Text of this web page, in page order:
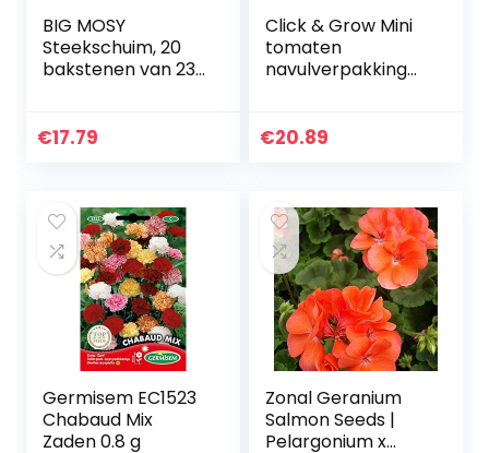
BIG MOSY
Steekschuim, 20
bakstenen van 23
bloemen,
€17.79
Click & Grow Mini
tomaten
navulverpakking
€20.89
Germisem EC1523
Chabaud Mix
Zaden 0.8 g
Zonal Geranium
Salmon Seeds |
Pelargonium x